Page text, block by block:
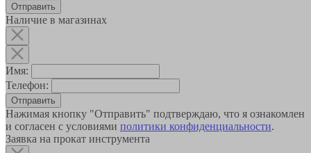
Наличие в магазинах
Имя:
Телефон:
Отправить
Нажимая кнопку "Отправить" подтверждаю, что я ознакомлен
и согласен с условиями политики конфиденциальности.
Заявка на прокат инструмента